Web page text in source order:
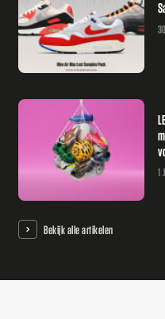
1
Bekijk alle artikelen